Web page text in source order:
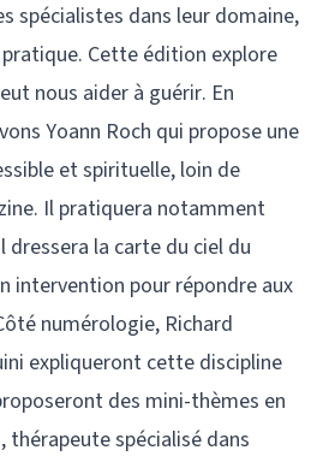
spécialistes dans leur domaine,
Cette édition explore
nous aider à guérir. En
Yoann Roch qui propose une
et spirituelle, loin de
Il pratiquera notamment
dressera la carte du ciel du
intervention pour répondre aux
numérologie, Richard
expliqueront cette discipline
des mini-thèmes en
thérapeute spécialisé dans